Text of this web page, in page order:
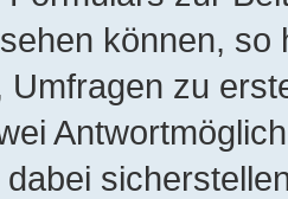
können,
Umfragen zu